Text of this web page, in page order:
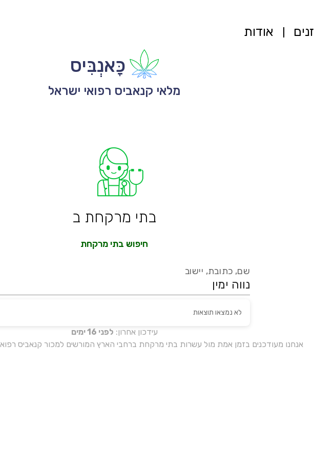
זנים אודות
כָּאנְבִּיס
מלאי קנאביס רפואי ישראל
בתי מרקחת ב
חיפוש בתי מרקחת
שם, כתובת, יישוב
עידכון אחרון: לפני 16 ימים
אנחנו מעודכנים בזמן אמת מול עשרות בתי מרקחת ברחבי הארץ המורשים למכור קנאביס
לא נמצאו תוצאות